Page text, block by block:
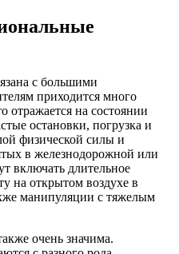
с большими
приходится много
отражается на состоянии
остановки, погрузка и
физической силы и
в железнодорожной или
включать длительное
на открытом воздухе в
манипуляции с тяжелым
очень значима.